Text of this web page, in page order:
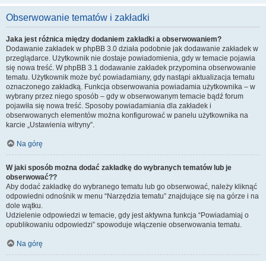
Obserwowanie tematów i zakładki
Jaka jest różnica między dodaniem zakładki a obserwowaniem?
Dodawanie zakładek w phpBB 3.0 działa podobnie jak dodawanie zakładek w
przeglądarce. Użytkownik nie dostaje powiadomienia, gdy w temacie pojawia
się nowa treść. W phpBB 3.1 dodawanie zakładek przypomina obserwowanie
tematu. Użytkownik może być powiadamiany, gdy nastąpi aktualizacja tematu
oznaczonego zakładką. Funkcja obserwowania powiadamia użytkownika – w
wybrany przez niego sposób – gdy w obserwowanym temacie bądź forum
pojawiła się nowa treść. Sposoby powiadamiania dla zakładek i
obserwowanych elementów można konfigurować w panelu użytkownika na
karcie „Ustawienia witryny”.
Na górę
W jaki sposób można dodać zakładkę do wybranych tematów lub je
obserwować??
Aby dodać zakładkę do wybranego tematu lub go obserwować, należy kliknąć
odpowiedni odnośnik w menu “Narzędzia tematu” znajdujące się na górze i na
dole wątku.
Udzielenie odpowiedzi w temacie, gdy jest aktywna funkcja “Powiadamiaj o
opublikowaniu odpowiedzi” spowoduje włączenie obserwowania tematu.
Na górę